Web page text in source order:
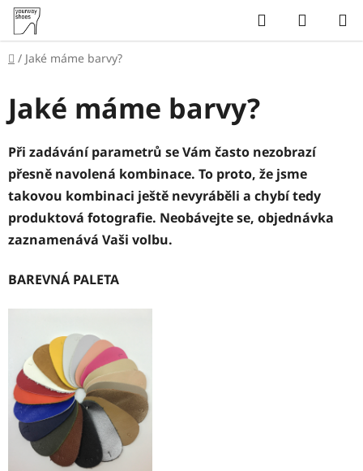
Přejít
obsah
Hledat
KOŠÍK
Domů
/ Jaké máme barvy?
Jaké máme barvy?
Při zadávání parametrů se Vám často nezobrazí
přesně navolená kombinace. To proto, že jsme
takovou kombinaci ještě nevyráběli a chybí tedy
produktová fotografie. Neobávejte se, objednávka
zaznamenává Vaši volbu.
BAREVNÁ PALETA